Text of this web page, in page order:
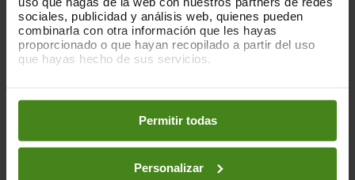
sociales, publicidad y análisis web, quienes pueden
combinarla con otra información que les hayas
proporcionado o que hayan recopilado a partir del uso
que hayas hecho de sus servicios.
preferencias accediendo a nuestraPolítica de Cookieso
en los botones facilitados a continuación:
Permitir todas
Personalizar
La huella que dejan las nubes. Los
centros de datos y las desigualdades
conjuntamente por...
Ciudadanía- Gobernabilidad y Derechos Humanos-